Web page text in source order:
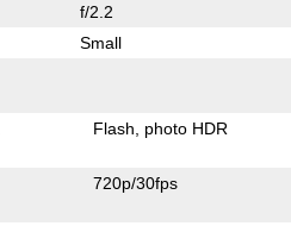
f/2.2
Small
Flash photo HDR
720p/30fps